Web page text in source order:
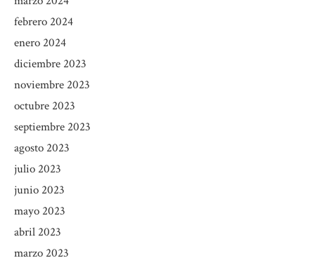
febrero 2024
enero 2024
diciembre 2023
noviembre 2023
octubre 2023
septiembre 2023
agosto 2023
julio 2023
junio 2023
mayo 2023
abril 2023
marzo 2023